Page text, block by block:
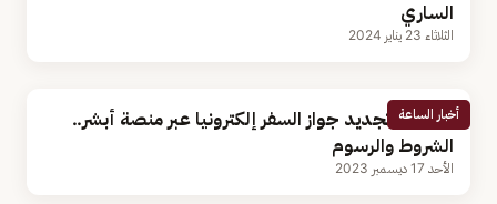
الساري
الثلاثاء 23 يناير 2024
أخبار الساعة
خطوات تجديد جواز السفر إلكترونيا عبر منصة أبشر..
الشروط والرسوم
الأحد 17 ديسمبر 2023